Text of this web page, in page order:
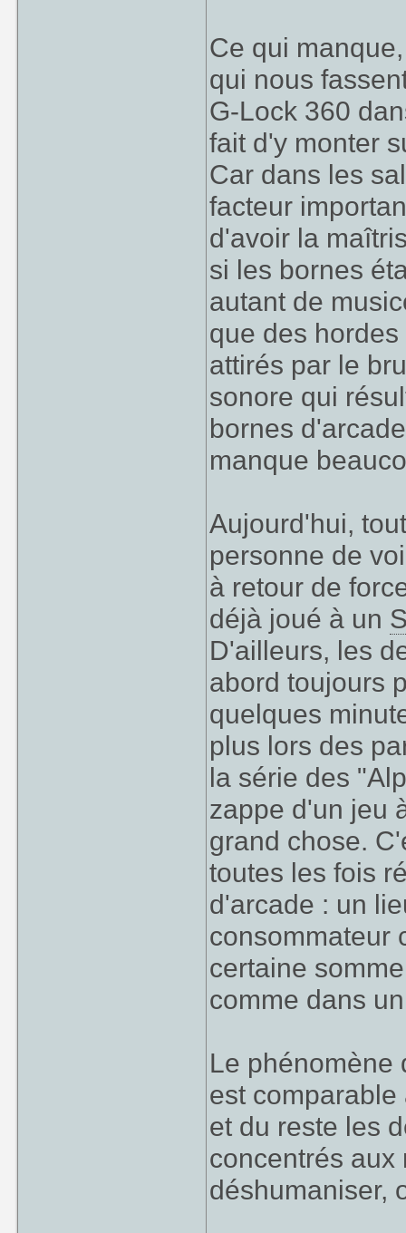
Ce qui
qui nous
G-Lock 360
fait d'y monter
Car dans les
facteur
d'avoir la
si les bornes
autant de
que des
attirés par le
sonore qui
bornes
manque
Aujourd'hui,
personne de
à retour de
déjà joué à un
D'ailleurs, les
abord toujours
quelques
plus lors des
la série des
zappe d'un jeu
grand chose.
toutes les fois
d'arcade : un
consommateur
certaine
comme dans
Le phénomène
est
et du reste les
concentrés aux
déshumaniser,